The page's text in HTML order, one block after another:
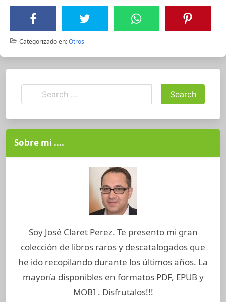
Categorizado en:Otros
Sobre mi ….
Soy José Claret Perez. Te presento mi gran
colección de libros raros y descatalogados que
he ido recopilando durante los últimos años. La
mayoría disponibles en formatos PDF, EPUB y
MOBI . Disfrutalos!!!